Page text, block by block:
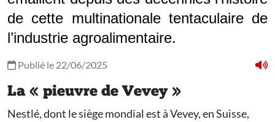
de cette multinationale tentaculaire de
l’industrie agroalimentaire.
Publié le 22/06/2025
La « pieuvre de Vevey »
Nestlé, dont le siège mondial est à Vevey, en Suisse,